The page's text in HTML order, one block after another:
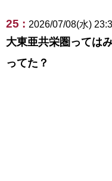
25 : 2026/07/08(水)
大東亜共栄圏っては
ってた？